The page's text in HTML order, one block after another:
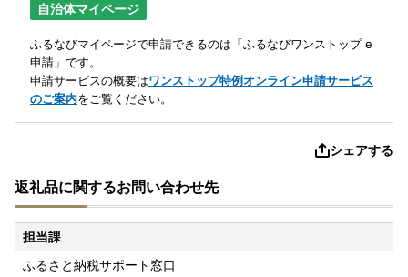
自治体マイページ
ふるなびマイページで申請できるのは「ふるなびワンストップ e
申請」です。
申請サービスの概要はワンストップ特例オンライン申請サービス
のご案内をご覧ください。
シェアする
返礼品に関するお問い合わせ先
担当課
ふるさと納税サポート窓口